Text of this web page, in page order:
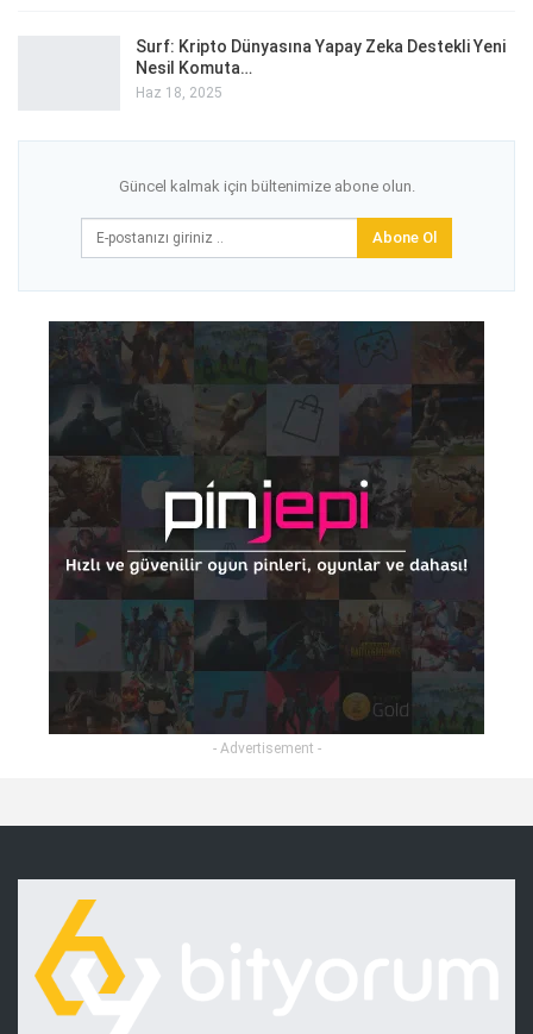
Surf: Kripto Dünyasına Yapay Zeka Destekli Yeni
Nesil Komuta…
Haz 18, 2025
Güncel kalmak için bültenimize abone olun.
Abone Ol
- Advertisement -